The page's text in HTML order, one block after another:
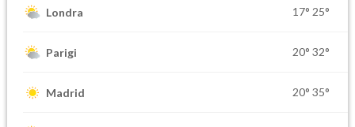
Londra 17° 25°
Parigi 20° 32°
Madrid 20° 35°